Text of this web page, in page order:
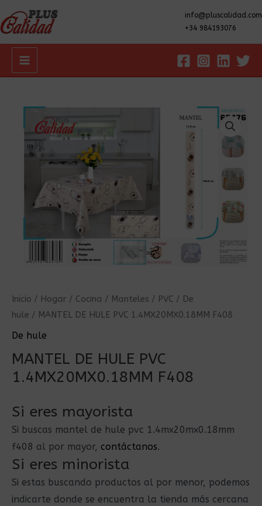
info@pluscalidad.com
+34 984193076
Main
Inicio / Hogar / Cocina / Manteles / PVC / De
hule / MANTEL DE HULE PVC 1.4MX20MX0.18MM F408
De hule
MANTEL DE HULE PVC
1.4MX20MX0.18MM F408
Si eres mayorista
Si buscas mantel de hule pvc 1.4mx20mx0.18mm
f408 al por mayor, contáctanos.
Si eres minorista
Si estas buscando productos al por menor, podemos
indicarte donde se encuentra la tienda más cercana